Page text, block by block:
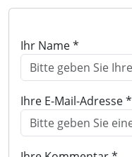
Ihr Name *
Ihre E-Mail-Adresse *